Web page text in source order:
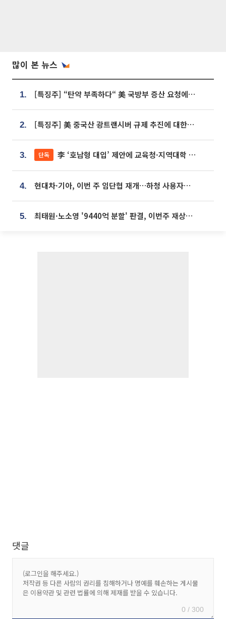
많이 본 뉴스
1. [특징주] “탄약 부족하다“ 美 국방부 증산 요청에⋯국내 방산주 급등세
2. [특징주] 美 중국산 광트랜시버 규제 추진에 대한광통신 등 광통신株 강세
3. 단독 李 ‘호남형 대입’ 제안에 교육청·지역대학 서·논술형 입시 연계 '착수'
4. 현대차·기아, 이번 주 임단협 재개…하청 사용자성 재심도 ‘변수’
5. 최태원·노소영 '9440억 분할' 판결, 이번주 재상고 여부 주목
댓글
0 / 300